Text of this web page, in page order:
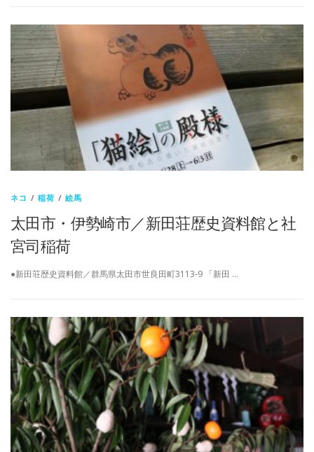
ネコ /稲荷 /絵馬
太田市・伊勢崎市／新田荘歴史資料館と社
宮司稲荷
●新田荘歴史資料館／群馬県太田市世良田町3113-9 「新田 …